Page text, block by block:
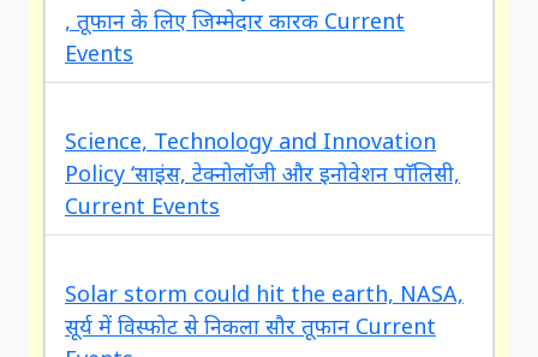
, तूफान के लिए जिम्मेदार कारक Current
Events
Science, Technology and Innovation
Policy ‘साइंस, टेक्नोलॉजी और इनोवेशन पाॅलिसी,
Current Events
Solar storm could hit the earth, NASA,
सूर्य में विस्फोट से निकला सौर तूफान Current